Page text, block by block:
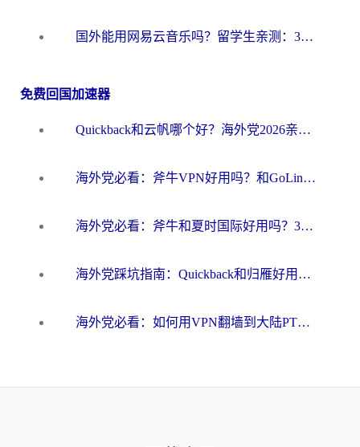
国外能用网易云音乐吗？留学生亲测：3步解决海外听歌难题
免费回国加速器
Quickback和云帆哪个好？海外党2026亲测指南：选对加速器大陆工具，无缝刷国内剧玩国服
海外党必看：斧牛VPN好用吗？和GoLinkVPN对比哪个回国效果更好？
海外党必看：斧牛和夏时国际好用吗？3步选对回国加速器，无缝刷国内资源
海外党踩坑指南：Quickback和归雁好用吗？选对加速器才能无缝刷国内资源
海外党必看：如何用VPN翻墙到大陆PTT？一篇解决你所有回国加速痛点